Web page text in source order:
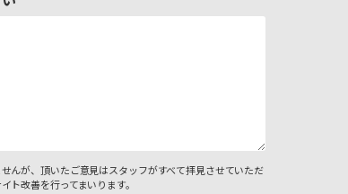
んが、頂いたご意見はスタッフがすべて拝見させていただ
ト改善を行ってまいります。